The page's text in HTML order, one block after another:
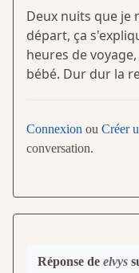
Deux nuits que je
départ, ça
heures de
bébé. Dur dur la
Connexion ou Créer
conversation.
Réponse de elvys